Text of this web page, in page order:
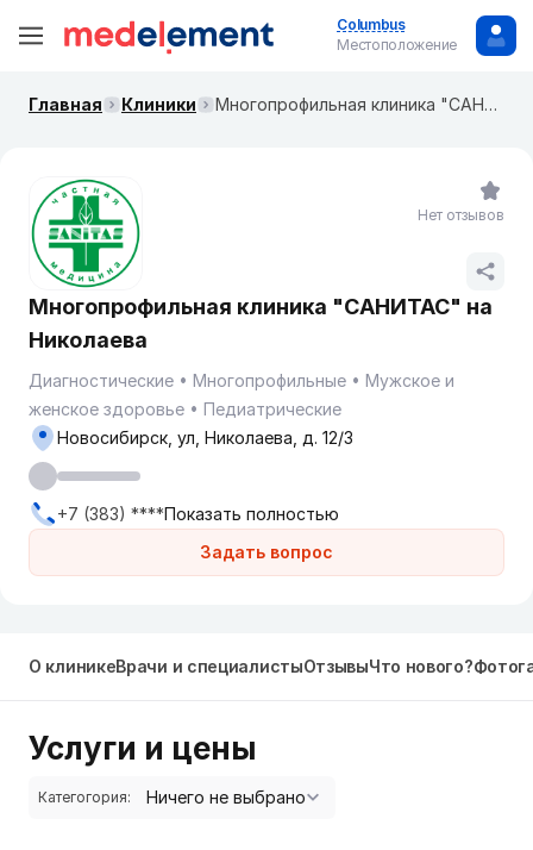
Columbus
Местоположение
Главная Клиники Многопрофильная клиника "САНИТАС" на Николаева
Многопрофильная клиника "САНИТАС" на
Николаева
Диагностические Многопрофильные
Мужское и
женское здоровье
Педиатрические
Задать вопрос
Новосибирск, ул, Николаева, д. 12/3
+7 (383) ****Показать полностью
Нет отзывов
О клиникеВрачи и специалистыОтзывыЧто нового?
Услуги и цены
Категогория: